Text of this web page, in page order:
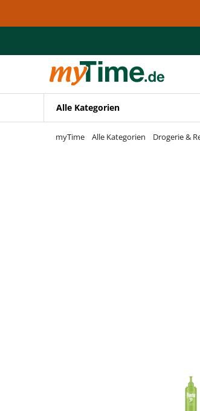
Zur Navigation springen
Alle Kategorien
myTime Alle Kategorien Drogerie &